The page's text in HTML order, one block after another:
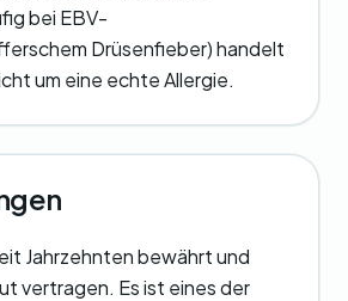
bei EBV-
Drüsenfieber) handelt
um eine echte Allergie.
Jahrzehnten bewährt und
vertragen. Es ist eines der